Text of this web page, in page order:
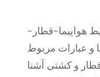
هواپیما-قطار-
و عبارات مربوط
و کشتی آشنا